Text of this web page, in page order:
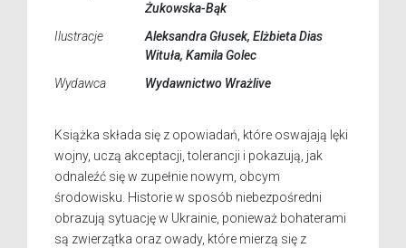
Żukowska-Bąk
Ilustracje
Aleksandra Głusek, Elżbieta Dias
Wituła, Kamila Golec
Wydawca
Wydawnictwo Wrażlive
Książka składa się z opowiadań, które oswajają lęki
wojny, uczą akceptacji, tolerancji i pokazują, jak
odnaleźć się w zupełnie nowym, obcym
środowisku. Historie w sposób niebezpośredni
obrazują sytuację w Ukrainie, ponieważ bohaterami
są zwierzątka oraz owady, które mierzą się z